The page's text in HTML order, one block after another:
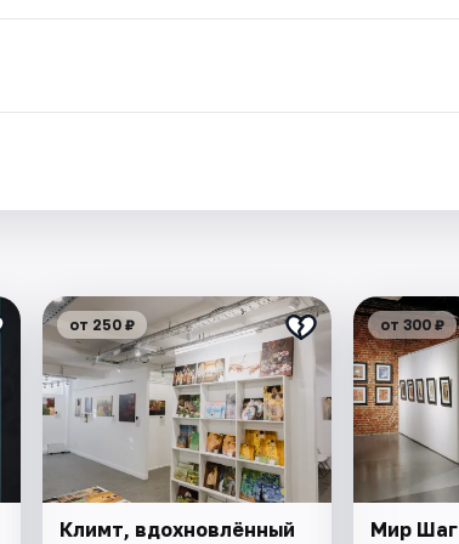
от 250 ₽
Климт, вдохновлённый
от 300 ₽
Мир